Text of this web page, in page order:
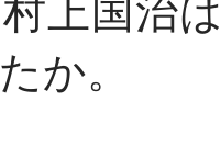
上国治
か。